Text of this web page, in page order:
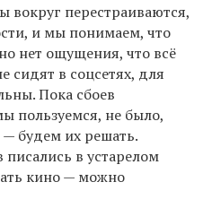
вокруг перестраиваются,
и мы понимаем, что
нет ощущения, что всё
сидят в соцсетях, для
Пока сбоев
пользуемся, не было,
будем их решать.
в устарелом
кино — можно